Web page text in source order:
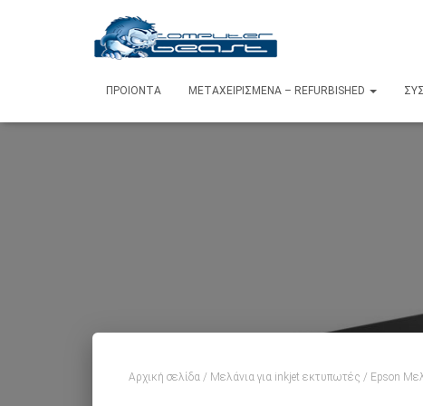
ΠΡΟΙΌΝΤΑ ΜΕΤΑΧΕΙΡΙΣΜΈΝΑ – REFURBISHED
Αρχική σελίδα / Μελάνια για inkjet εκτυπωτές / Epson